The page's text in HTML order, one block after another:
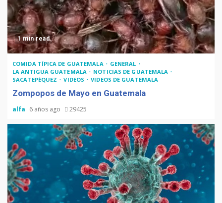
1 min read
COMIDA TÍPICA DE GUATEMALA
GENERAL
LA ANTIGUA GUATEMALA
NOTICIAS DE GUATEMALA
SACATEPÉQUEZ
VIDEOS VIDEOS DE GUATEMALA
Zompopos de Mayo en Guatemala
alfa 6 años ago 29425